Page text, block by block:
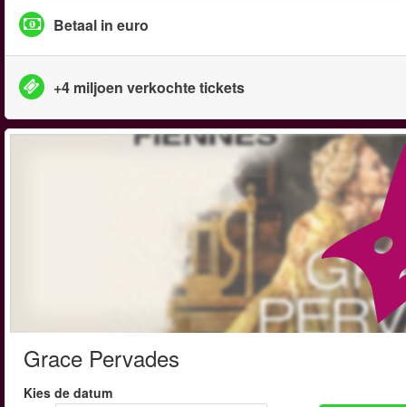
Betaal in euro
+4 miljoen verkochte tickets
Grace Pervades
Kies de datum